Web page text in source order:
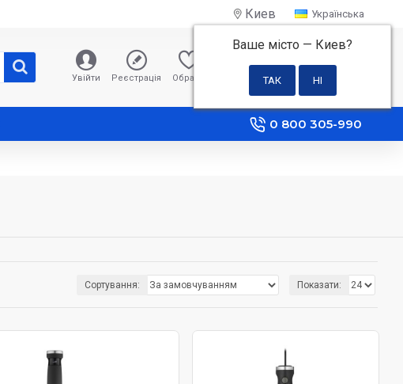
Киев
Ваше місто — Киев?
Українська
Увійти Реєстрація Обране Порівняння
0 грн
0 800 305-990
Сортування: Показати: